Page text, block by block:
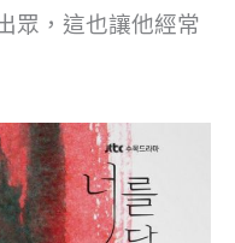
眾，這也讓他經常